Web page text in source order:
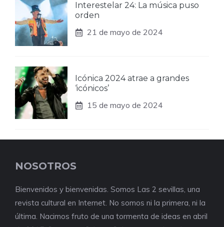
Interestelar 24: La música puso
orden
21 de mayo de 2024
Icónica 2024 atrae a grandes
‘icónicos’
15 de mayo de 2024
NOSOTROS
Bienvenidos y bienvenidas. Somos Las 2 sevillas, una
revista cultural en Internet. No somos ni la primera, ni la
última. Nacimos fruto de una tormenta de ideas en abril